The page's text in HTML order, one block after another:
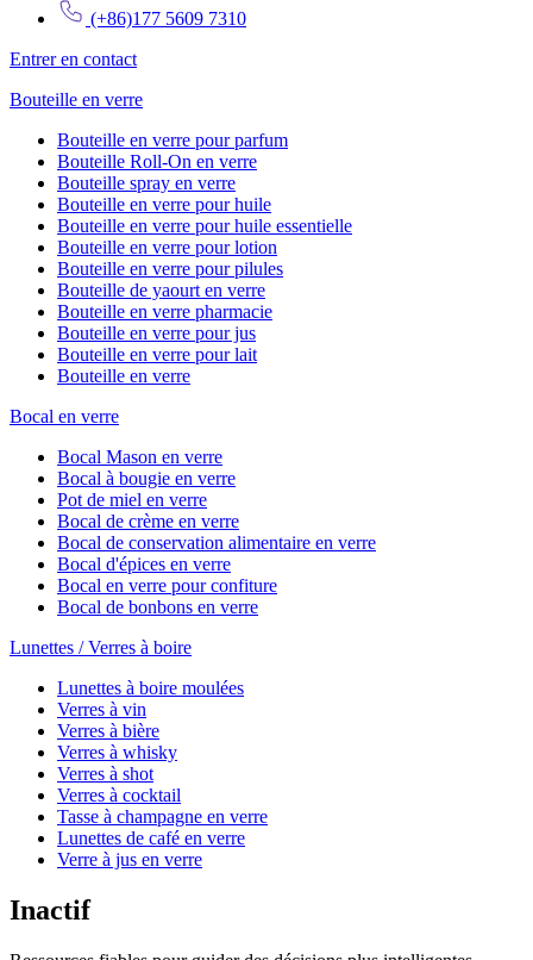
(+86)177 5609 7310
Entrer en contact
Bouteille en verre
Bouteille en verre pour parfum
Bouteille Roll-On en verre
Bouteille spray en verre
Bouteille en verre pour huile
Bouteille en verre pour huile essentielle
Bouteille en verre pour lotion
Bouteille en verre pour pilules
Bouteille de yaourt en verre
Bouteille en verre pharmacie
Bouteille en verre pour jus
Bouteille en verre pour lait
Bouteille en verre
Bocal en verre
Bocal Mason en verre
Bocal à bougie en verre
Pot de miel en verre
Bocal de crème en verre
Bocal de conservation alimentaire en verre
Bocal d'épices en verre
Bocal en verre pour confiture
Bocal de bonbons en verre
Lunettes / Verres à boire
Lunettes à boire moulées
Verres à vin
Verres à bière
Verres à whisky
Verres à shot
Verres à cocktail
Tasse à champagne en verre
Lunettes de café en verre
Verre à jus en verre
Inactif